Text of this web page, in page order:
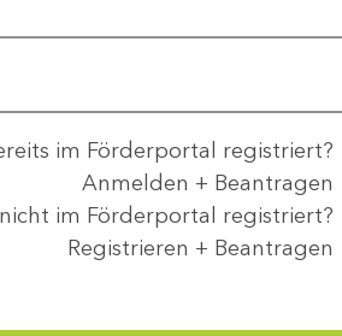
im Förderportal registriert?
Anmelden + Beantragen
im Förderportal registriert?
Registrieren + Beantragen